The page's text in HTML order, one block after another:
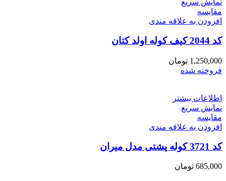
نمایش سریع
مقايسه
افزودن به علاقه مندی
کد 2044 کیف کوله اولد کتان
1,250,000 تومان
فروخته شده
اطلاعات بیشتر
نمایش سریع
مقايسه
افزودن به علاقه مندی
کد 3721 کوله پشتی مدل میران
685,000 تومان